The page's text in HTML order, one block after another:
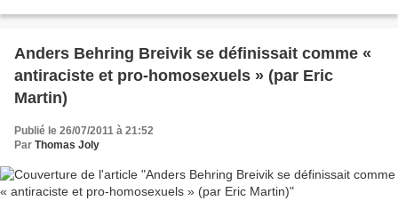
Anders Behring Breivik se définissait comme «
antiraciste et pro-homosexuels » (par Eric
Martin)
Publié le 26/07/2011 à 21:52
Par Thomas Joly